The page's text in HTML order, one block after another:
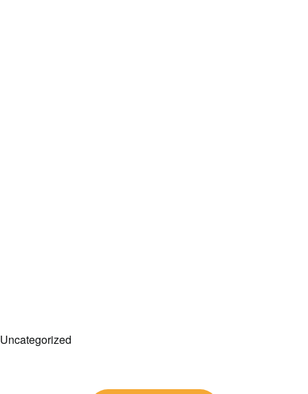
Uncategorized